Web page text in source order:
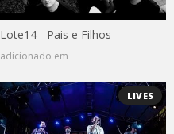
Lote14 - Pais e Filhos
adicionado em
LIVES